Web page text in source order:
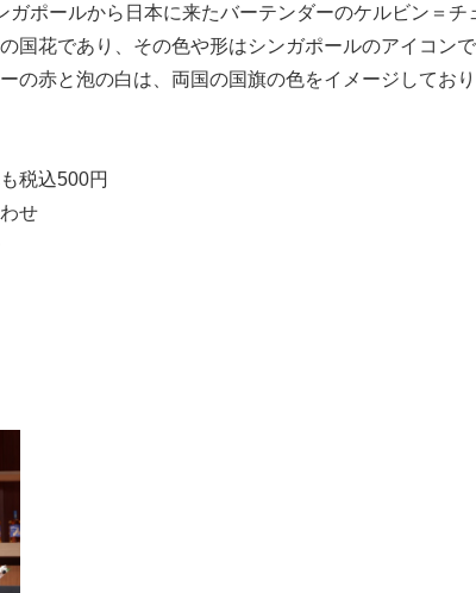
ガポールから日本に来たバーテンダーのケルビン＝チ
国花であり、その色や形はシンガポールのアイコン
の赤と泡の白は、両国の国旗の色をイメージしてお
税込500円
せ